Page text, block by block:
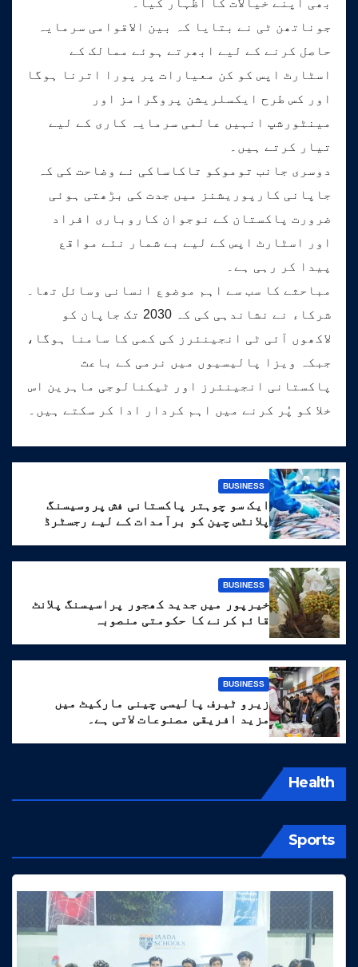
جوناتھن ٹی نے بتایا کہ بین الاقوامی سرمایہ
حاصل کرنے کے لیے ابھرتے ہوئے ممالک کے
اسٹارٹ اپس کو کن معیارات پر پورا اترنا ہوگا
اور کس طرح ایکسلریشن پروگرامز اور
مینٹورشپ انہیں عالمی سرمایہ کاری کے لیے
تیار کرتے ہیں۔
دوسری جانب توموکو تاکاساکی نے وضاحت کی کہ
جاپانی کارپوریشنز میں جدت کی بڑھتی ہوئی
ضرورت پاکستان کے نوجوان کاروباری افراد
اور اسٹارٹ اپس کے لیے بے شمار نئے مواقع
پیدا کر رہی ہے۔
مباحثے کا سب سے اہم موضوع انسانی وسائل تھا۔
شرکاء نے نشاندہی کی کہ 2030 تک جاپان کو
لاکھوں آئی ٹی انجینئرز کی کمی کا سامنا ہوگا،
جبکہ ویزا پالیسیوں میں نرمی کے باعث
پاکستانی انجینئرز اور ٹیکنالوجی ماہرین اس
خلا کو پُر کرنے میں اہم کردار ادا کر سکتے ہیں۔
BUSINESS
ایک سو چوہتر پاکستانی فش پروسیسنگ
پلانٹس چین کو برآمدات کے لیے رجسٹرڈ
BUSINESS
خیرپور میں جدید کھجور پراسیسنگ پلانٹ
قائم کرنے کا حکومتی منصوبہ
BUSINESS
زیرو ٹیرف پالیسی چینی مارکیٹ میں
مزید افریقی مصنوعات لاتی ہے۔
Health
Sports